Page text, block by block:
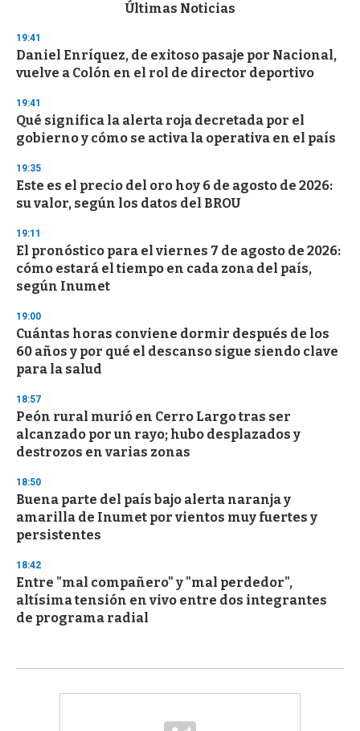
d
s
o
f
3
s
c
n
d
Últimas Noticias
19:41
Daniel Enríquez, de exitoso pasaje por Nacional,
vuelve a Colón en el rol de director deportivo
19:41
Qué significa la alerta roja decretada por el
gobierno y cómo se activa la operativa en el país
19:35
Este es el precio del oro hoy 6 de agosto de 2026:
su valor, según los datos del BROU
19:11
El pronóstico para el viernes 7 de agosto de 2026:
cómo estará el tiempo en cada zona del país,
según Inumet
19:00
Cuántas horas conviene dormir después de los
60 años y por qué el descanso sigue siendo clave
para la salud
18:57
Peón rural murió en Cerro Largo tras ser
alcanzado por un rayo; hubo desplazados y
destrozos en varias zonas
18:50
Buena parte del país bajo alerta naranja y
amarilla de Inumet por vientos muy fuertes y
persistentes
18:42
Entre "mal compañero" y "mal perdedor",
altísima tensión en vivo entre dos integrantes
de programa radial